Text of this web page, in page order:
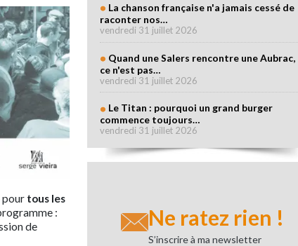
pour tous les
:
de
La chanson française n'a jamais cessé de
raconter nos…
vendredi 31 juillet 2026
Quand une Salers rencontre une Aubrac,
ce n'est pas…
vendredi 31 juillet 2026
Le Titan : pourquoi un grand burger
commence toujours…
vendredi 31 juillet 2026
Ne ratez rien !
S’inscrire à ma newsletter